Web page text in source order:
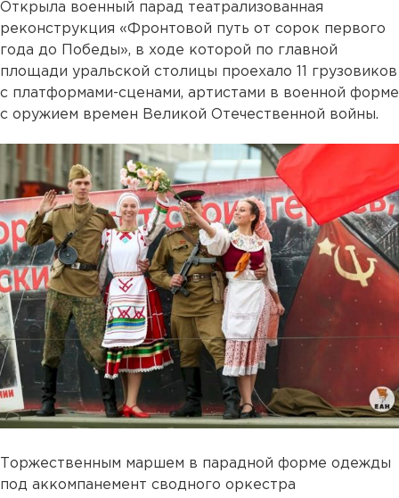
Открыла военный парад театрализованная
реконструкция «Фронтовой путь от сорок первого
года до Победы», в ходе которой по главной
площади уральской столицы проехало 11 грузовиков
с платформами-сценами, артистами в военной форме
с оружием времен Великой Отечественной войны.
Торжественным маршем в парадной форме одежды
под аккомпанемент сводного оркестра